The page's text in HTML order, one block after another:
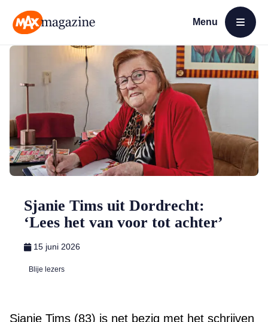
Menu
Open menu
Sjanie Tims uit Dordrecht:
‘Lees het van voor tot achter’
15 juni 2026
Blije lezers
Sjanie Tims (83) is net bezig met het schrijven